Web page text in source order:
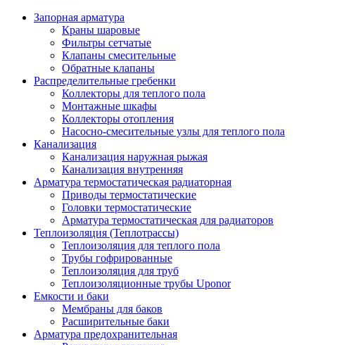
Запорная арматура
Краны шаровые
Фильтры сетчатые
Клапаны смесительные
Обратные клапаны
Распределительные гребенки
Коллекторы для теплого пола
Монтажные шкафы
Коллекторы отопления
Насосно-смесительные узлы для теплого пола
Канализация
Канализация наружная рыжая
Канализация внутренняя
Арматура термостатическая радиаторная
Приводы термостатические
Головки термостатические
Арматура термостатическая для радиаторов
Теплоизоляция (Теплотрассы)
Теплоизоляция для теплого пола
Трубы гофрированные
Теплоизоляция для труб
Теплоизоляционные трубы Uponor
Емкости и баки
Мембраны для баков
Расширительные баки
Арматура предохранительная